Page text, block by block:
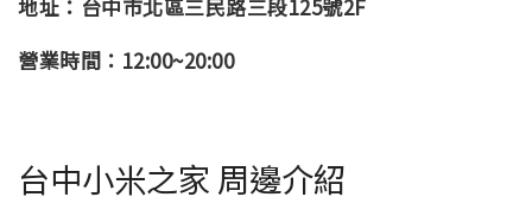
地址：台中市北區三民路三段125號2F
營業時間：12:00~20:00
台中小米之家 周邊介紹